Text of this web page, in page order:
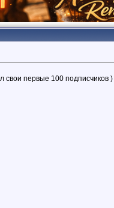
свои первые 100 подписчиков )